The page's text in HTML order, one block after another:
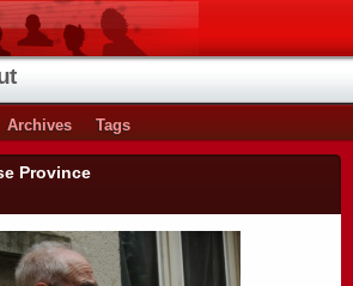
Archives Tags
Province